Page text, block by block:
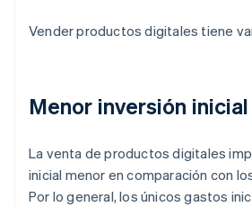
Vender productos digitales tiene
Menor inversión inicial
La venta de productos digitales
inicial menor en comparación con
Por lo general, los únicos gastos